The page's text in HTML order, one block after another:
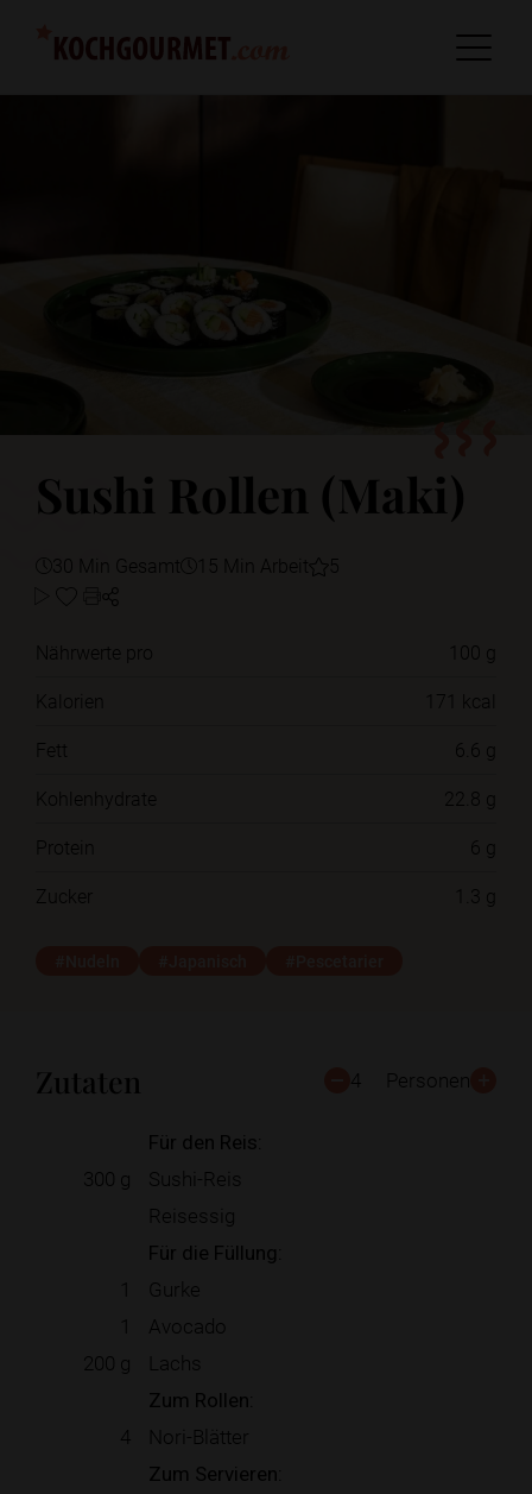
Sushi Rollen (Maki)
30 Min Gesamt 15 Min Arbeit 5
Nährwerte pro
100 g
Kalorien
171 kcal
Fett
6.6 g
Kohlenhydrate
22.8 g
Protein
6 g
Zucker
1.3 g
Zutaten 4 Personen
Für den Reis:
300 g
Sushi-Reis
Reisessig
Für die Füllung:
1
Gurke
1
Avocado
200 g Lachs
Zum Rollen:
4 Nori-Blätter
Zum Servieren: